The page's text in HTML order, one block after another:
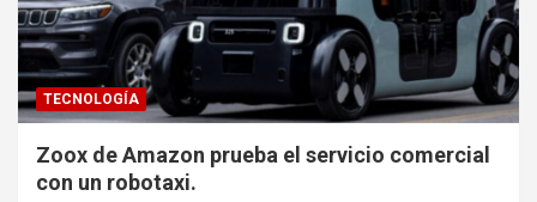
TECNOLOGÍA
Zoox de Amazon prueba el servicio comercial
con un robotaxi.